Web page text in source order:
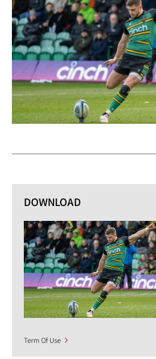
DOWNLOAD
Term Of Use